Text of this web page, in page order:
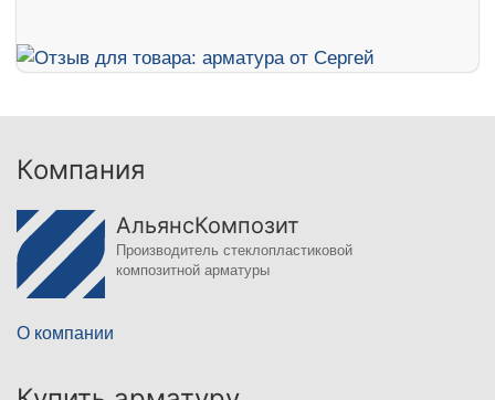
Компания
АльянсКомпозит
Производитель стеклопластиковой
композитной арматуры
О компании